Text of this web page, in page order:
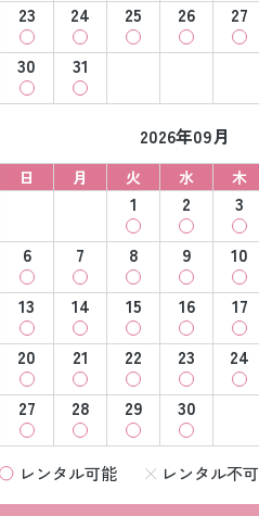
23
24 25 26 27
30
31
2026年09月
日 月 火 水 木
1 2 3
6
7 8 9 10
13
14 15 16 17
20
21 22 23 24
27
28 29 30
レンタル可能 レンタル不可